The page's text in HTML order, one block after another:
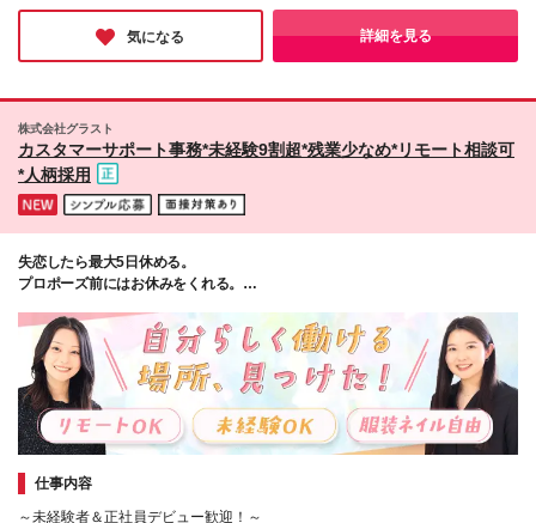
回） 【北海道】月給176,300円～280,700円（別途賞
与年2回） (*)就業先＋当社評価により＋α手当を付与
間7時間）は、下記の通り給与を支給します 【東京
県】日給7980円 【大阪府・兵庫県・京都府】日給
8239円 【北海道】日給7525円 【宮城県】日給7266
円 【福岡県】日給7399円 ※地域により支給金額は異
なります
メイン 大阪府 ｜大阪市など（新大阪エリア・淀屋
橋・中之島・京橋・OBPエリア など） 兵庫県 ｜
社関連勤務地
ら働きたい」そんな方にオススメの職場です☆
気になる 詳細を見る
株式会社グラスト
カスタマーサポート事務*未経験9割超*残業少なめ*リモート相談可
*人柄採用
失恋したら最大5日休める。
プロポーズ前にはお休みをくれる。
仕事内容
～未経験者＆正社員デビュー歓迎！～